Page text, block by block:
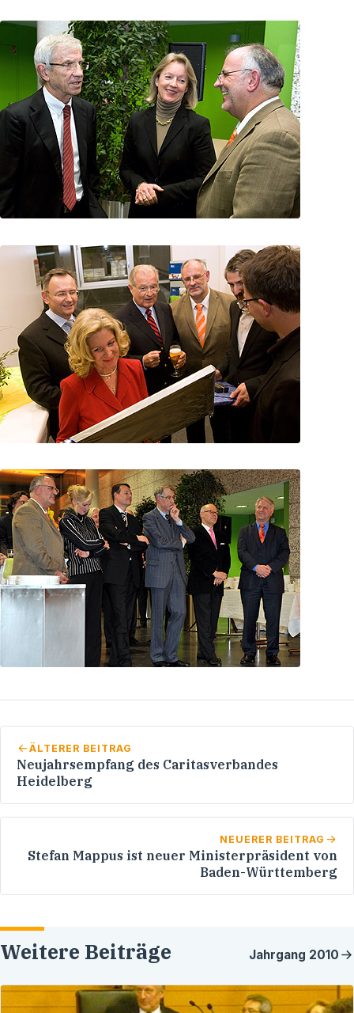
ÄLTERER BEITRAG
Neujahrsempfang des Caritasverbandes
Heidelberg
NEUERER BEITRAG
Stefan Mappus ist neuer Ministerpräsident von
Baden-Württemberg
Weitere Beiträge Jahrgang 2010